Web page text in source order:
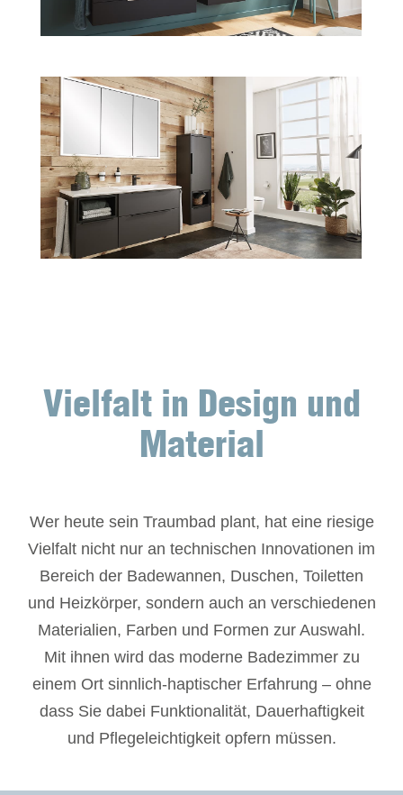
Vielfalt in Design und
Material
Wer heute sein Traumbad plant, hat eine riesige
Vielfalt nicht nur an technischen Innovationen im
Bereich der Badewannen, Duschen, Toiletten
und Heizkörper, sondern auch an verschiedenen
Materialien, Farben und Formen zur Auswahl.
Mit ihnen wird das moderne Badezimmer zu
einem Ort sinnlich-haptischer Erfahrung – ohne
dass Sie dabei Funktionalität, Dauerhaftigkeit
und Pflegeleichtigkeit opfern müssen.